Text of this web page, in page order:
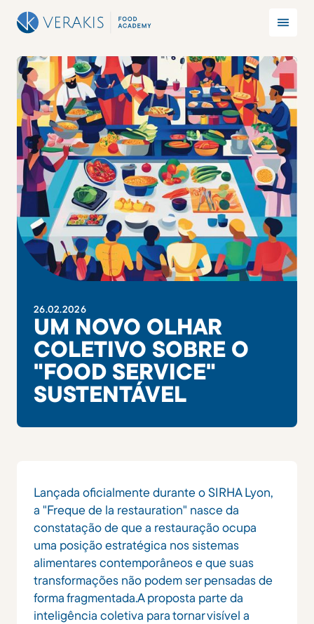
26.02.2026
UM NOVO OLHAR
COLETIVO SOBRE O
"FOOD SERVICE"
SUSTENTÁVEL
Lançada oficialmente durante o SIRHA Lyon,
a "Freque de la restauration" nasce da
constatação de que a restauração ocupa
uma posição estratégica nos sistemas
alimentares contemporâneos e que suas
transformações não podem ser pensadas de
forma fragmentada.A proposta parte da
inteligência coletiva para tornar visível a